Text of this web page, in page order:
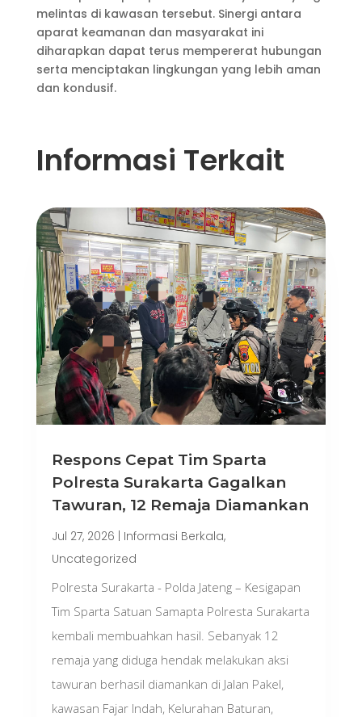
melintas di kawasan tersebut. Sinergi antara
aparat keamanan dan masyarakat ini
diharapkan dapat terus mempererat hubungan
serta menciptakan lingkungan yang lebih aman
dan kondusif.
Informasi Terkait
Respons Cepat Tim Sparta
Polresta Surakarta Gagalkan
Tawuran, 12 Remaja Diamankan
Jul 27, 2026 | Informasi Berkala,
Uncategorized
Polresta Surakarta - Polda Jateng – Kesigapan
Tim Sparta Satuan Samapta Polresta Surakarta
kembali membuahkan hasil. Sebanyak 12
remaja yang diduga hendak melakukan aksi
tawuran berhasil diamankan di Jalan Pakel,
kawasan Fajar Indah, Kelurahan Baturan,